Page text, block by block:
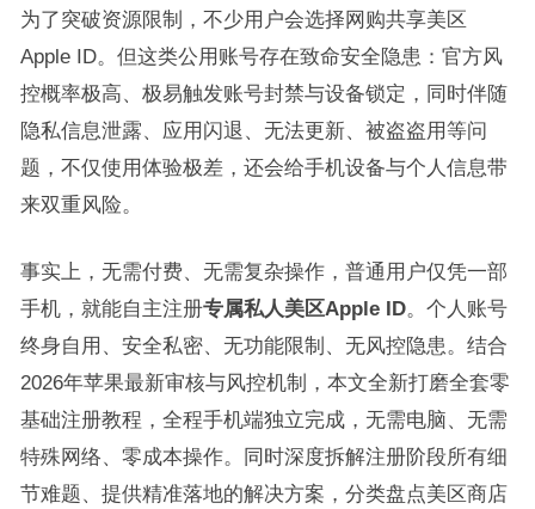
为了突破资源限制，不少用户会选择网购共享美区
Apple ID。但这类公用账号存在致命安全隐患：官方风
控概率极高、极易触发账号封禁与设备锁定，同时伴随
隐私信息泄露、应用闪退、无法更新、被盗盗用等问
题，不仅使用体验极差，还会给手机设备与个人信息带
来双重风险。
事实上，无需付费、无需复杂操作，普通用户仅凭一部
手机，就能自主注册专属私人美区Apple ID。个人账号
终身自用、安全私密、无功能限制、无风控隐患。结合
2026年苹果最新审核与风控机制，本文全新打磨全套零
基础注册教程，全程手机端独立完成，无需电脑、无需
特殊网络、零成本操作。同时深度拆解注册阶段所有细
节难题、提供精准落地的解决方案，分类盘点美区商店